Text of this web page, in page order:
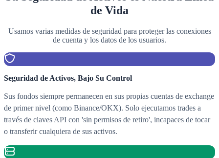
de Vida
Usamos varias medidas de seguridad para proteger las conexiones
de cuenta y los datos de los usuarios.
Seguridad de Activos, Bajo Su Control
Sus fondos siempre permanecen en sus propias cuentas de exchange
de primer nivel (como Binance/OKX). Solo ejecutamos trades a
través de claves API con 'sin permisos de retiro', incapaces de tocar
o transferir cualquiera de sus activos.